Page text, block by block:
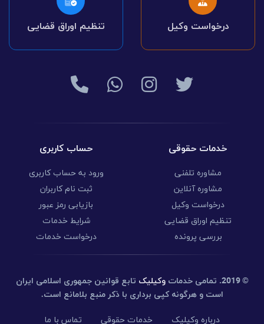
درخواست وکیل تنظیم اوراق قضایی
خدمات حقوقی
مشاوره تلفنی
مشاوره آنلاین
درخواست وکیل
تنظیم اوراق قضایی
بررسی پرونده
حساب کاربری
ورود به حساب کاربری
ثبت نام کاربران
بازیابی رمز عبور
شرایط خدمات
درخواست خدمات
© 2019. تمامی خدماتوکیلیک تابع قوانین جمهوری اسلامی ایران
است و هرگونه کپی برداری با ذکر منبع بلامانع است.
درباره وکیلیک خدمات حقوقی تماس با ما